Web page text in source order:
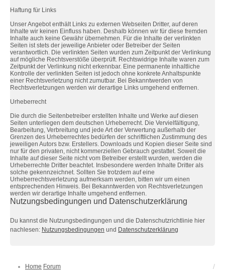
Haftung für Links
Unser Angebot enthält Links zu externen Webseiten Dritter, auf deren
Inhalte wir keinen Einfluss haben. Deshalb können wir für diese fremden
Inhalte auch keine Gewähr übernehmen. Für die Inhalte der verlinkten
Seiten ist stets der jeweilige Anbieter oder Betreiber der Seiten
verantwortlich. Die verlinkten Seiten wurden zum Zeitpunkt der Verlinkung
auf mögliche Rechtsverstöße überprüft. Rechtswidrige Inhalte waren zum
Zeitpunkt der Verlinkung nicht erkennbar. Eine permanente inhaltliche
Kontrolle der verlinkten Seiten ist jedoch ohne konkrete Anhaltspunkte
einer Rechtsverletzung nicht zumutbar. Bei Bekanntwerden von
Rechtsverletzungen werden wir derartige Links umgehend entfernen.
Urheberrecht
Die durch die Seitenbetreiber erstellten Inhalte und Werke auf diesen
Seiten unterliegen dem deutschen Urheberrecht. Die Vervielfältigung,
Bearbeitung, Verbreitung und jede Art der Verwertung außerhalb der
Grenzen des Urheberrechtes bedürfen der schriftlichen Zustimmung des
jeweiligen Autors bzw. Erstellers. Downloads und Kopien dieser Seite sind
nur für den privaten, nicht kommerziellen Gebrauch gestattet. Soweit die
Inhalte auf dieser Seite nicht vom Betreiber erstellt wurden, werden die
Urheberrechte Dritter beachtet. Insbesondere werden Inhalte Dritter als
solche gekennzeichnet. Sollten Sie trotzdem auf eine
Urheberrechtsverletzung aufmerksam werden, bitten wir um einen
entsprechenden Hinweis. Bei Bekanntwerden von Rechtsverletzungen
werden wir derartige Inhalte umgehend entfernen.
Nutzungsbedingungen und Datenschutzerklärung
Du kannst die Nutzungsbedingungen und die Datenschutzrichtlinie hier
nachlesen: Nutzungsbedingungen und Datenschutzerklärung
Home Forum